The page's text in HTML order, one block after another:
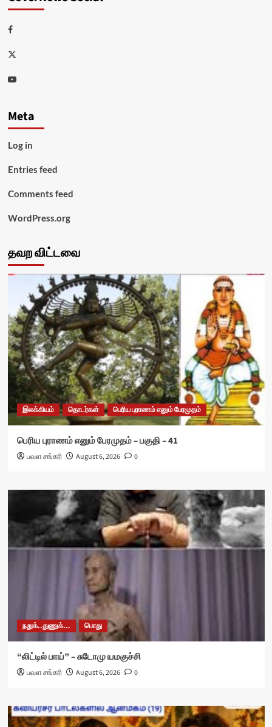
Facebook
Twitter
Youtube
Meta
Log in
Entries feed
Comments feed
WordPress.org
தவற விட்டவை
இலக்கியம் தொடர்கள் பெரிய புராணம் எனும் பேரமுதம்
பெரிய புராணம் எனும் பேரமுதம் – பகுதி – 41
பவள சங்கரி August 6, 2026 0
நறுக்..துணுக்... பொது
“லிட்டில் பாய்” – சுடோமு யமகுச்சி
பவள சங்கரி August 6, 2026 0